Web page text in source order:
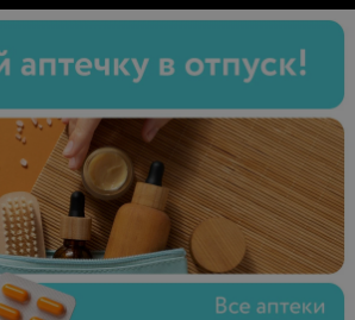
ответят, что Вы сами это